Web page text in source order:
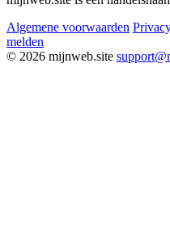
Algemene voorwaarden
melden
© 2026 mijnweb.site